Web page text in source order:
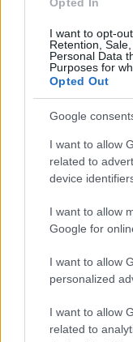
I want to opt-
Retention,
Personal Data
Purposes for
Opted Out
Google
I want to allow
related to
device
I want to allow
Google for
I want to allow
personalized
I want to allow
related to
förstå det
fortsätter:
och kommer